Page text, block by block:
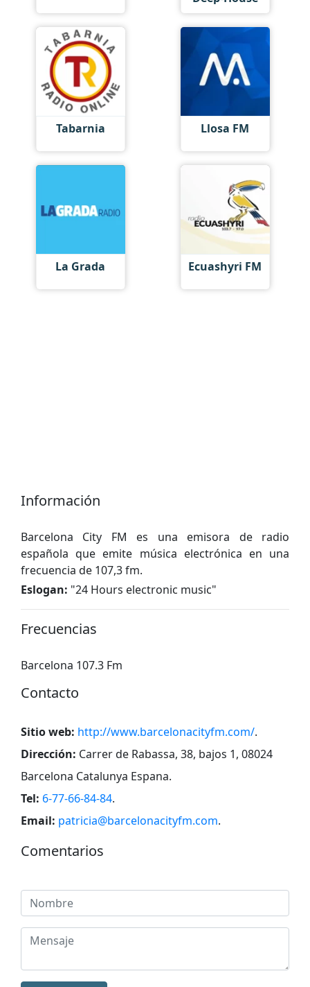
Tabarnia Llosa FM
La Grada Ecuashyri FM
Información
Barcelona City FM es una emisora ​​de radio
española que emite música electrónica en una
frecuencia de 107,3 ​​fm.
Eslogan: "24 Hours electronic music"
Frecuencias
Barcelona 107.3 Fm
Contacto
Sitio web: http://www.barcelonacityfm.com/.
Dirección: Carrer de Rabassa, 38, bajos 1, 08024
Barcelona Catalunya Espana.
Tel: 6-77-66-84-84.
Email: patricia@barcelonacityfm.com.
Comentarios